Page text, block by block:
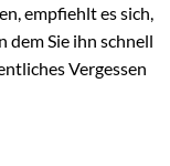
empfiehlt es sich,
dem Sie ihn schnell
Vergessen